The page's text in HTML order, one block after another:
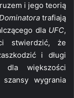
i jego teorią
trafiają
dla UFC,
stwierdzić, że
i długi
większości
wygrania